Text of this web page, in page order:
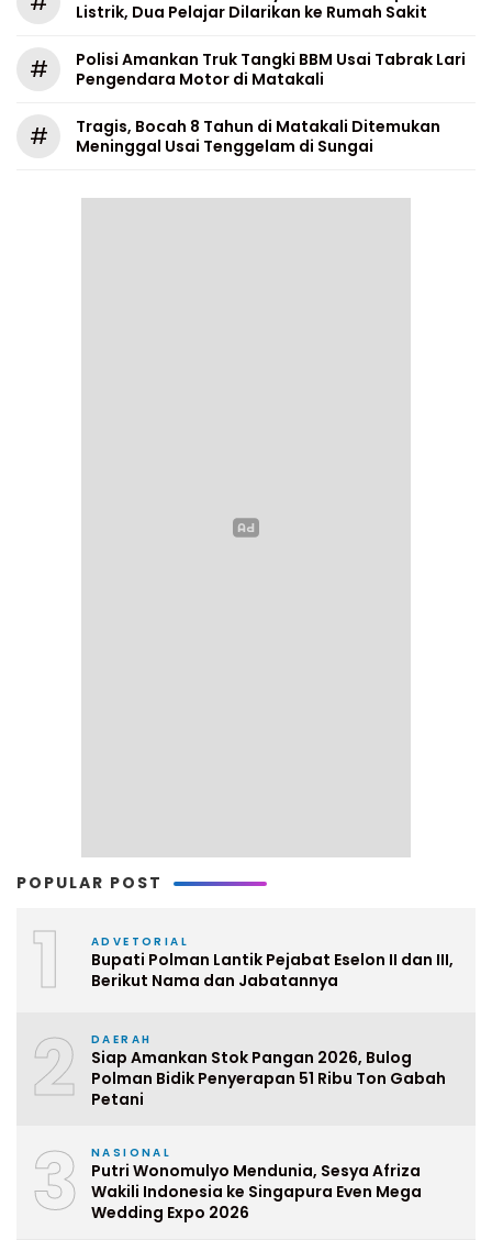
Listrik, Dua Pelajar Dilarikan ke Rumah Sakit
#
Polisi Amankan Truk Tangki BBM Usai Tabrak Lari
Pengendara Motor di Matakali
#
Tragis, Bocah 8 Tahun di Matakali Ditemukan
Meninggal Usai Tenggelam di Sungai
POPULAR POST
1 ADVETORIAL
Bupati Polman Lantik Pejabat Eselon II dan III,
Berikut Nama dan Jabatannya
2 DAERAH
Siap Amankan Stok Pangan 2026, Bulog
Polman Bidik Penyerapan 51 Ribu Ton Gabah
Petani
3 NASIONAL
Putri Wonomulyo Mendunia, Sesya Afriza
Wakili Indonesia ke Singapura Even Mega
Wedding Expo 2026